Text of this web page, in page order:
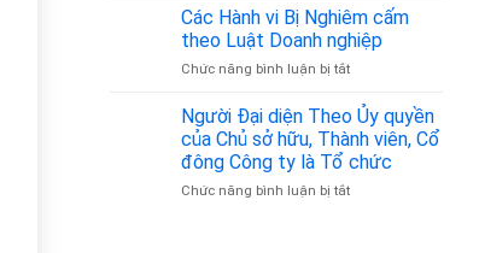
trọn
gói
uy
tín
Thành
lập,
Góp
vốn,
Cổ
phần,
Mua
Phần
vốn
Các Hành vi Bị Nghiêm cấm
theo Luật Doanh nghiệp
Chức năng bình luận bị tắtở
Hành
Bị
Nghiêm
cấm
Người Đại diện Theo Ủy quyền
của Chủ sở hữu, Thành viên, Cổ
đông Công ty là Tổ chức
Chức năng bình luận bị tắtở